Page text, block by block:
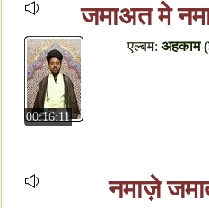
जमाअत मे
00:16:11
एल्बम: अहकाम
नमाज़े